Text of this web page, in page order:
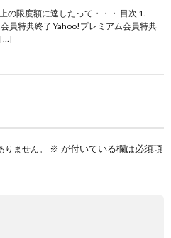
の限度額に達したって・・・ 目次 1.
員特典終了 Yahoo!プレミアム会員特典
ません。 ※ が付いている欄は必須項